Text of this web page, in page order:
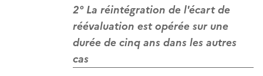
2° La réintégration de l'écart de
réévaluation est opérée sur une
durée de cinq ans dans les autres
cas